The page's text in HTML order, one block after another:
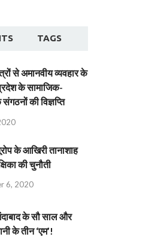
TAGS
से अमानवीय व्यवहार के
के सामाजिक-
की विज्ञप्ति
के आखिरी तानाशाह
की चुनौती
6, 2020
के सौ साल और
के तीन ‘एम’!